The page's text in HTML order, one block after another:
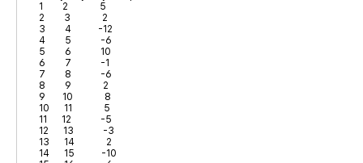
1        2             5
2        3             2
3        4           -12
4        5            -6
5        6            10
6        7            -1
7        8            -6
8        9             2
9       10             8
10      11             5
11      12            -5
12      13            -3
13      14             2
14      15           -10